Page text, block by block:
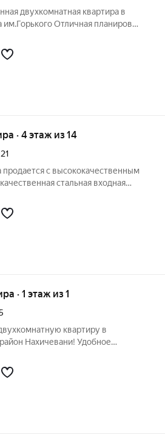
двухкомнатная квартира в
Отличная планировка
качественный ремонт:
· 4 этаж из 14
21
продается с высококачественным
стальная входная
разводка коммуникаций с
· 1 этаж из 1
квартиру в
№ 11, Детская больница № 1,